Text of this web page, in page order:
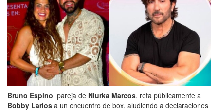
Bruno Espino, pareja de Niurka Marcos, reta públicamente a
Bobby Larios a un encuentro de box, aludiendo a declaraciones